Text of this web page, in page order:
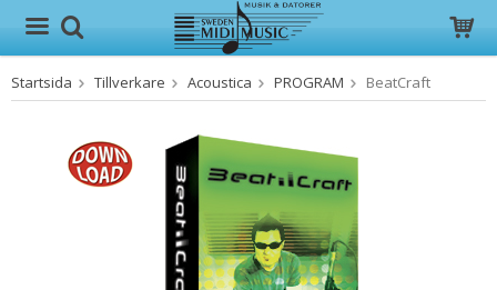
Produkten har blivit tillagd i varukorgen
Startsida Tillverkare Acoustica PROGRAM BeatCraft